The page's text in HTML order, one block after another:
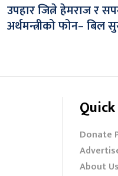
उपहार जित्ने हेमराज र
अर्थमन्त्रीको फोन– बिल
Donate
About Us